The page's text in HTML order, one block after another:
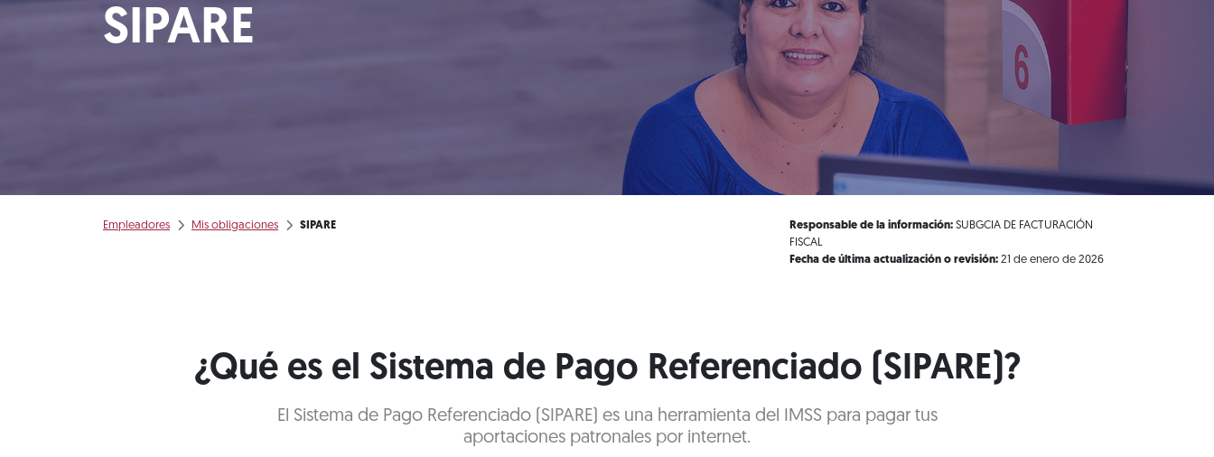
SIPARE
Empleadores Mis obligaciones SIPARE Responsable de la información: SUBGCIA DE FACTURACIÓN
FISCAL
Fecha de última actualización o revisión: 21 de enero de 2026
¿Qué es el Sistema de Pago Referenciado (SIPARE)?
El Sistema de Pago Referenciado (SIPARE) es una herramienta del IMSS para pagar tus
aportaciones patronales por internet.